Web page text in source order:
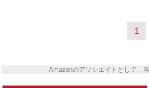
1
Amazonのアソシエイトとして、